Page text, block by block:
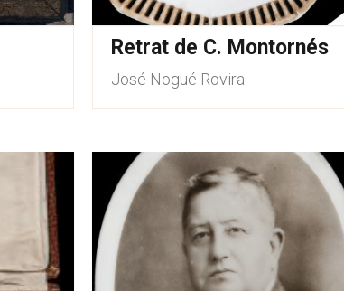
Retrat de C. Montornés
José Nogué Rovira